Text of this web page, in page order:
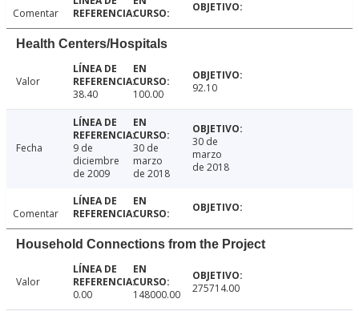
Comentar
Health Centers/Hospitals
Valor
38.40
100.00 92.10
Fecha
9 de
diciembre
de 2009
30 de
marzo
de 2018
30 de
marzo
de 2018
Comentar
Household Connections from the Project
Valor
0.00
148000.00 275714.00